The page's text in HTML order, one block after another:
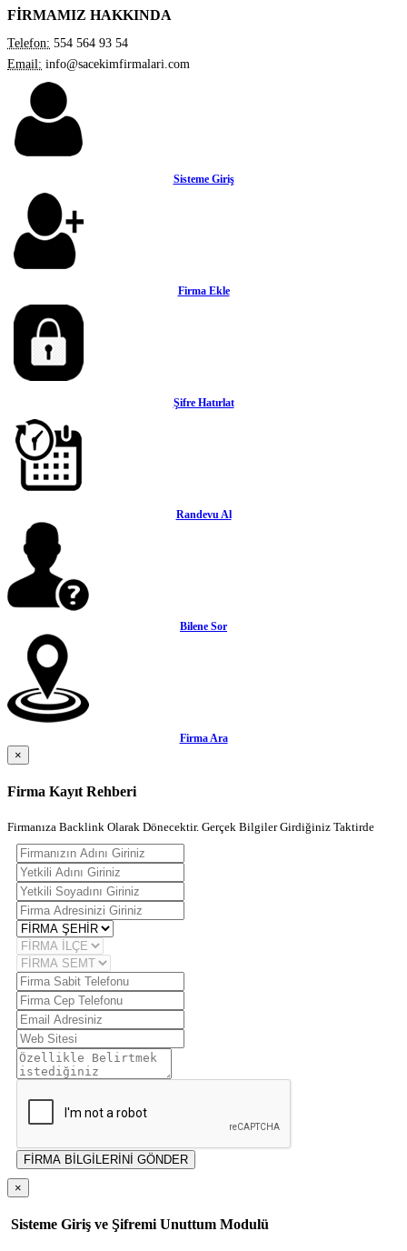
FİRMAMIZ HAKKINDA
Telefon: 554 564 93 54
Email: info@sacekimfirmalari.com
Sisteme Giriş
Firma Ekle
Şifre Hatırlat
Randevu Al
Bilene Sor
Firma Ara
×
Firma Kayıt Rehberi
Firmanıza Backlink Olarak Dönecektir. Gerçek Bilgiler Girdiğiniz Taktirde
FİRMA BİLGİLERİNİ GÖNDER
×
Sisteme Giriş ve Şifremi Unuttum Modulü